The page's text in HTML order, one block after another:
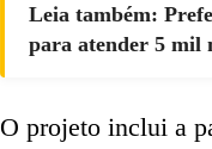
Leia também:
para atender 5 mil
O projeto inclui a